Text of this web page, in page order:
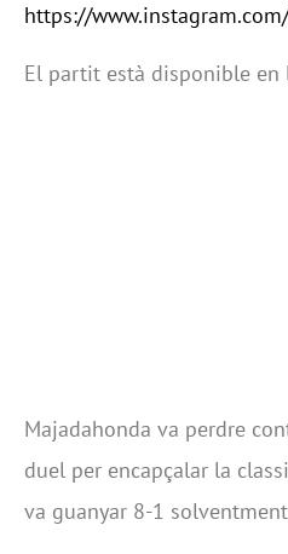
https://
El partit està disponible en
Majadahonda va perdre
duel per encapçalar la
va guanyar 8-1